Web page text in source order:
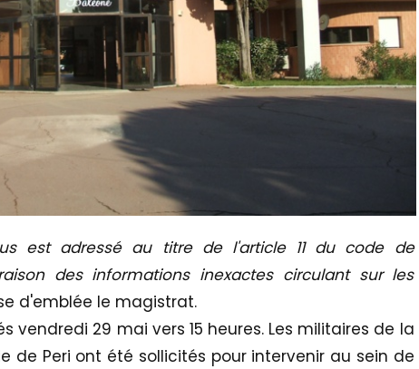
est adressé au titre de l'article 11 du code de
des informations inexactes circulant sur les
d'emblée le magistrat.
vendredi 29 mai vers 15 heures. Les militaires de la
de Peri ont été sollicités pour intervenir au sein de